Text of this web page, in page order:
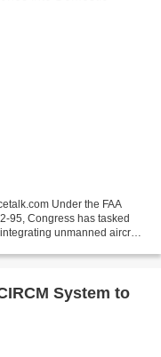
Under the FAA
95, Congress has tasked
unmanned aircraft
System to